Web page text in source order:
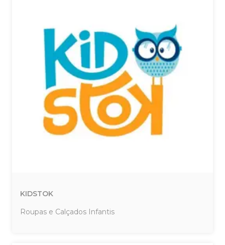
KIDSTOK
Roupas e Calçados Infantis